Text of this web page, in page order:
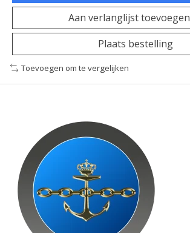
Aan verlanglijst toevoegen
Plaats bestelling
Toevoegen om te vergelijken